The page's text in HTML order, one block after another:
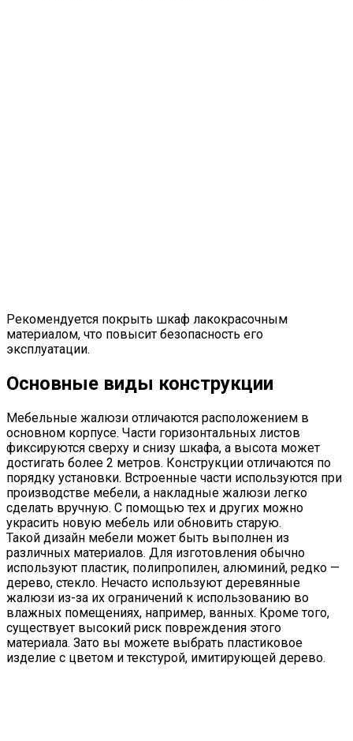
Рекомендуется покрыть шкаф лакокрасочным
материалом, что повысит безопасность его
эксплуатации.
Основные виды конструкции
Мебельные жалюзи отличаются расположением в
основном корпусе. Части горизонтальных листов
фиксируются сверху и снизу шкафа, а высота может
достигать более 2 метров. Конструкции отличаются по
порядку установки. Встроенные части используются при
производстве мебели, а накладные жалюзи легко
сделать вручную. С помощью тех и других можно
украсить новую мебель или обновить старую.
Такой дизайн мебели может быть выполнен из
различных материалов. Для изготовления обычно
используют пластик, полипропилен, алюминий, редко —
дерево, стекло. Нечасто используют деревянные
жалюзи из-за их ограничений к использованию во
влажных помещениях, например, ванных. Кроме того,
существует высокий риск повреждения этого
материала. Зато вы можете выбрать пластиковое
изделие с цветом и текстурой, имитирующей дерево.